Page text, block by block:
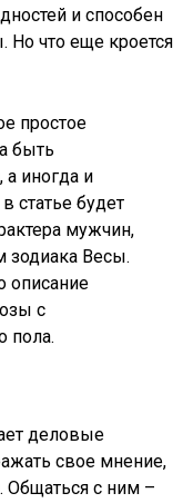
и способен
Но что еще кроется
простое
быть
иногда и
статье будет
мужчин,
зодиака Весы.
описание
с
пола.
деловые
свое мнение,
Общаться с ним –